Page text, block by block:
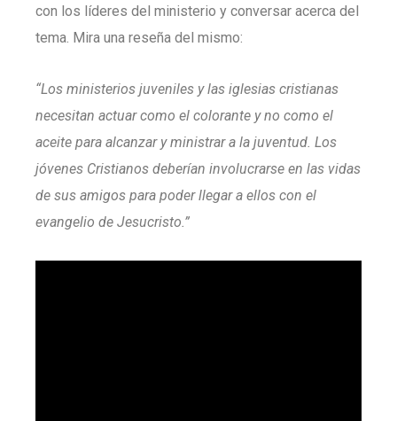
con los líderes del ministerio y conversar acerca del
tema. Mira una reseña del mismo:
“Los ministerios juveniles y las iglesias cristianas
necesitan actuar como el colorante y no como el
aceite para alcanzar y ministrar a la juventud. Los
jóvenes Cristianos deberían involucrarse en las vidas
de sus amigos para poder llegar a ellos con el
evangelio de Jesucristo.”